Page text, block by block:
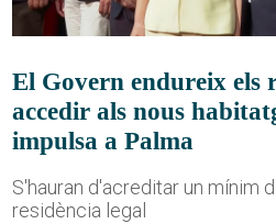
El Govern endureix els
accedir als nous
impulsa a Palma
S'hauran d'acreditar un mínim
residència legal